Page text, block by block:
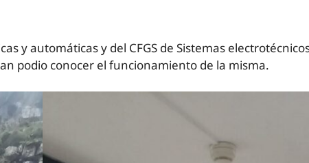
y automáticas y del CFGS de Sistemas
podio conocer el funcionamiento de la misma.